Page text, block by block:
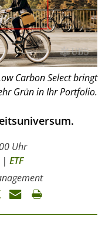
Carbon Select bringt
Grün in Ihr Portfolio.
Uhr
ETF